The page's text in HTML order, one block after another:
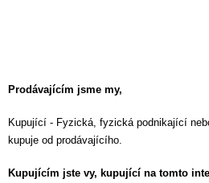
Prodávajícím jsme my,
Kupující - Fyzická, fyzická podnikající
kupuje od prodávajícího.
Kupujícím jste vy, kupující na tomto